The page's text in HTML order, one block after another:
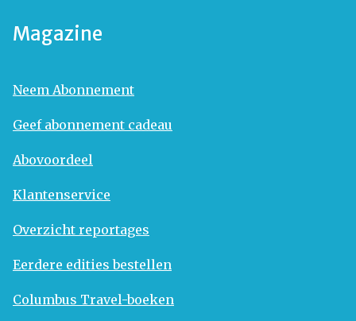
Magazine
Neem Abonnement
Geef abonnement cadeau
Abovoordeel
Klantenservice
Overzicht reportages
Eerdere edities bestellen
Columbus Travel-boeken